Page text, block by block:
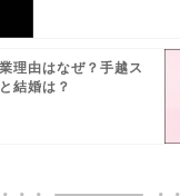
理由はなぜ？手越ス
結婚は？